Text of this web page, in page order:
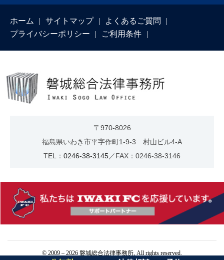
ホーム サイトマップ
よくあるご質問
プライバシーポリシー
ご利用条件
〒970-8026
福島県いわき市平字作町1-9-3 村山ビル4-A
TEL： 0246-38-3145／FAX：0246-38-3146
© 2009 – 2026 磐城総合法律事務所, All rights reserved.